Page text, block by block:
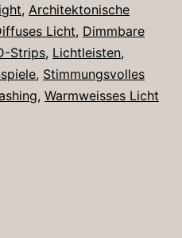
, Architektonische
Licht, Dimmbare
Strips, Lichtleisten,
, Stimmungsvolles
, Warmweisses Licht